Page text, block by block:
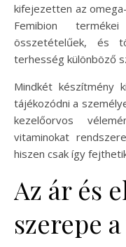
kifejezetten az
Femibion
összetételűek, és
terhesség különböző
Mindkét készítmény
tájékozódni a
kezelőorvos
vitaminokat
hiszen csak így
Az ár és
szerepe